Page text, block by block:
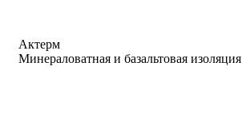
Актерм
Минераловатная и базальтовая изоляция